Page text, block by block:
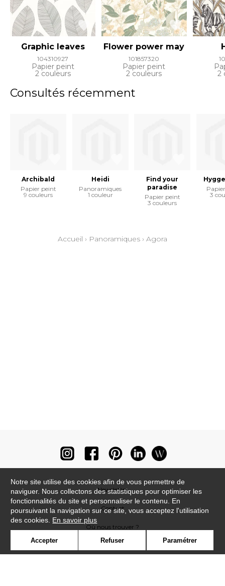
Graphic leaves
104310927
Papier peint
2 couleurs
Flower power may
101857320
Papier peint
2 couleurs 2
Consultés récemment
Archibald
Papier peint
9 couleurs
Heidi
Panoramiques
1 couleur
Find your
paradise
Papier peint
3 couleurs
3
Accueil › Panoramiques › Agora
Newsletter
Contact
Où nous trouver ?
Notre site utilise des cookies afin de vous permettre de
naviguer. Nous collectons des statistiques pour optimiser les
fonctionnalités du site et personnaliser le contenu. En
poursuivant la navigation sur ce site, vous acceptez l'utilisation
des cookies. En savoir plus
Accepter Refuser Paramétrer